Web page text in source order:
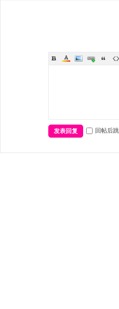
发表回复 回帖后